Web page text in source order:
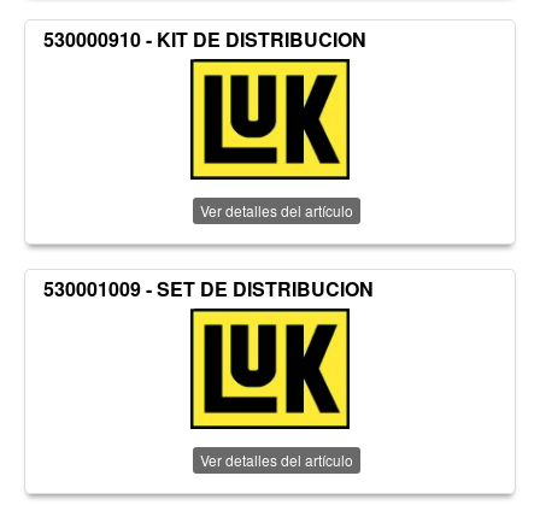
530000910 - KIT DE DISTRIBUCION
Ver detalles del artículo
530001009 - SET DE DISTRIBUCION
Ver detalles del artículo